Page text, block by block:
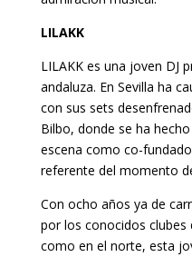
LILAKK
LILAKK es una joven DJ
andaluza. En Sevilla ha
con sus sets
Bilbo, donde se ha
escena como co-
referente del momento
Con ocho años ya de
por los conocidos
como en el norte, esta